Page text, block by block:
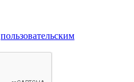
пользовательским